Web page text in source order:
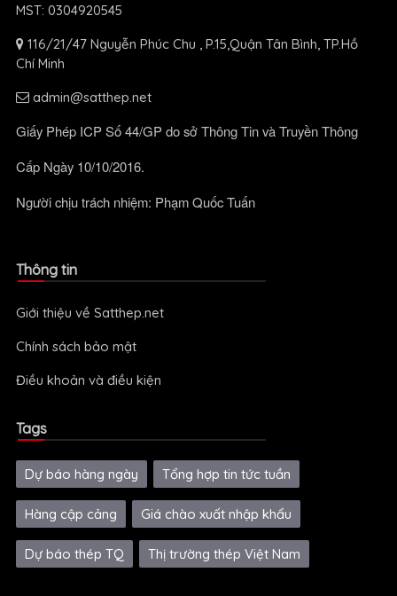
MST: 0304920545
116/21/47 Nguyễn Phúc Chu , P.15,Quận Tân Bình, TP.Hồ
Chí Minh
admin@satthep.net
Giấy Phép ICP Số 44/GP do sở Thông Tin và Truyền Thông
Cấp Ngày 10/10/2016.
Người chịu trách nhiệm: Phạm Quốc Tuấn
Thông tin
Giới thiệu về Satthep.net
Chính sách bảo mật
Điều khoản và điều kiện
Tags
Dự báo hàng ngày Tổng hợp tin tức tuần
Hàng cập cảng Giá chào xuất nhập khẩu
Dự báo thép TQ Thị trường thép Việt Nam